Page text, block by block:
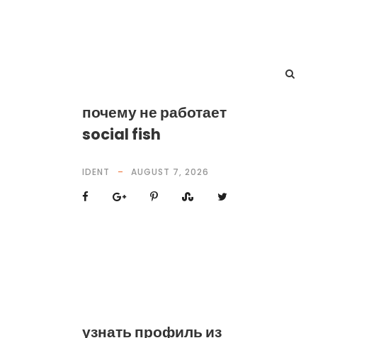
почему не работает
social fish
IDENT AUGUST 7, 2026
узнать профиль из